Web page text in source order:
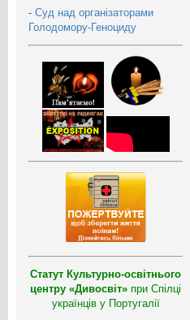
- Суд над організаторами
Голодомору-Геноциду
Статут Культурно-освітнього
центру «Дивосвіт» при Спілці
українців у Португалії